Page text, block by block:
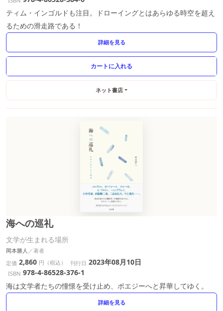
ティム・インゴルドも注目。ドローイングとはあらゆる時空を超え
るための滑走路である！
詳細を見る
ネット書店
海への巡礼
文学が生まれる場所
岡本勝人
定価 2,860 円（税込） 刊行日 2023年08月10日
ISBN 978-4-86528-376-1
海は文学者たちの憧憬を受け止め、ポエジーへと昇華してゆく。
詳細を見る